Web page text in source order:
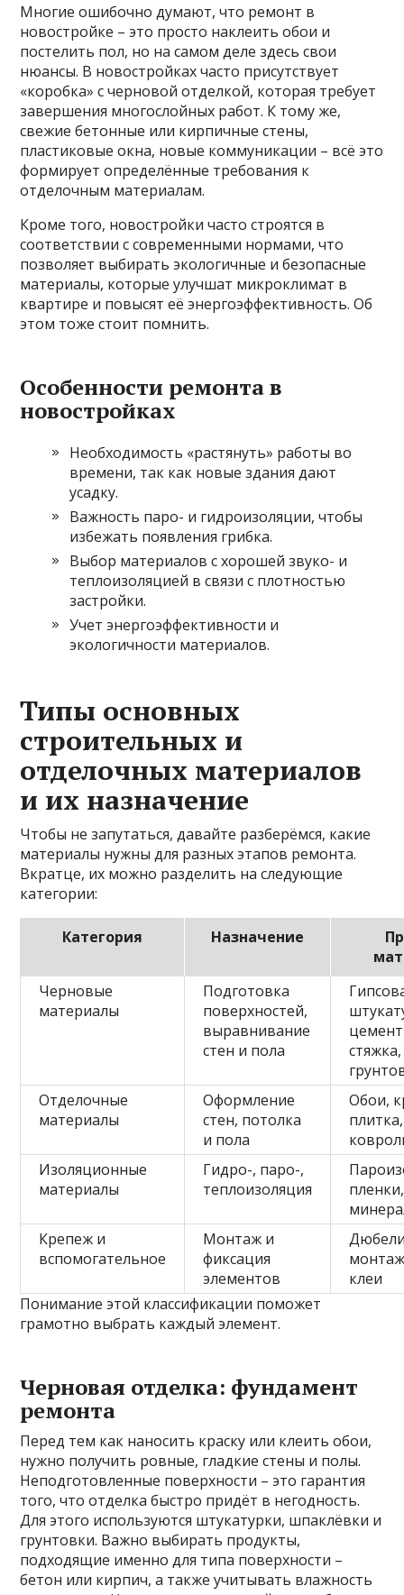
Многие ошибочно думают, что ремонт в
новостройке – это просто наклеить обои и
постелить пол, но на самом деле здесь свои
нюансы. В новостройках часто присутствует
«коробка» с черновой отделкой, которая требует
завершения многослойных работ. К тому же,
свежие бетонные или кирпичные стены,
пластиковые окна, новые коммуникации – всё это
формирует определённые требования к
отделочным материалам.
Кроме того, новостройки часто строятся в
соответствии с современными нормами, что
позволяет выбирать экологичные и безопасные
материалы, которые улучшат микроклимат в
квартире и повысят её энергоэффективность. Об
этом тоже стоит помнить.
Особенности ремонта в
новостройках
Необходимость «растянуть» работы во
времени, так как новые здания дают
усадку.
Важность паро- и гидроизоляции, чтобы
избежать появления грибка.
Выбор материалов с хорошей звуко- и
теплоизоляцией в связи с плотностью
застройки.
Учет энергоэффективности и
экологичности материалов.
Типы основных
строительных и
отделочных материалов
и их назначение
Чтобы не запутаться, давайте разберёмся, какие
материалы нужны для разных этапов ремонта.
Вкратце, их можно разделить на следующие
категории:
Категория Назначение
Черновые
материалы
Подготовка
поверхностей,
выравнивание
стен и пола
Отделочные
материалы
Оформление
стен, потолка
и пола
Обои,
Изоляционные
материалы
Гидро-, паро-,
теплоизоляция
Крепеж и
вспомогательное
Монтаж и
фиксация
элементов
клеи
Понимание этой классификации поможет
грамотно выбрать каждый элемент.
Черновая отделка: фундамент
ремонта
Перед тем как наносить краску или клеить обои,
нужно получить ровные, гладкие стены и полы.
Неподготовленные поверхности – это гарантия
того, что отделка быстро придёт в негодность.
Для этого используются штукатурки, шпаклёвки и
грунтовки. Важно выбирать продукты,
подходящие именно для типа поверхности –
бетон или кирпич, а также учитывать влажность